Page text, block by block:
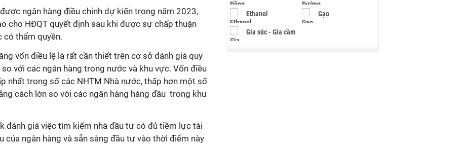
ngân hàng điều chỉnh dự kiến trong năm 2023,
cho HĐQT quyết định sau khi được sự chấp thuận
có thẩm quyền.
vốn điều lệ là rất cần thiết trên cơ sở đánh giá quy
với các ngân hàng trong nước và khu vực. Vốn điều
nhất trong số các NHTM Nhà nước, thấp hơn một số
cách lớn so với các ngân hàng hàng đầu trong khu
đánh giá việc tìm kiếm nhà đầu tư có đủ tiềm lực tài
của ngân hàng và sẵn sàng đầu tư vào thời điểm này
Ethanol Gạo
Gia súc - Gia cầm